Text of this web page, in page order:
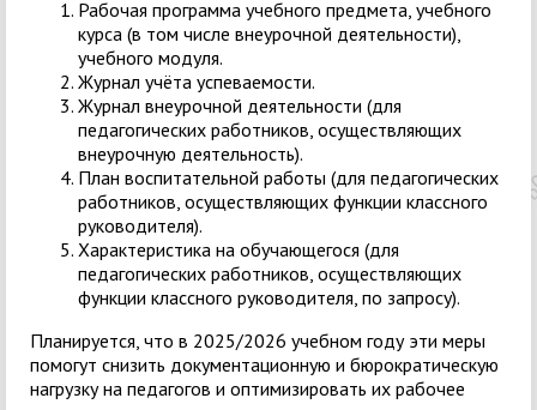
Рабочая программа учебного предмета, учебного
курса (в том числе внеурочной деятельности),
учебного модуля.
Журнал учёта успеваемости.
Журнал внеурочной деятельности (для
педагогических работников, осуществляющих
внеурочную деятельность).
План воспитательной работы (для педагогических
работников, осуществляющих функции классного
руководителя).
Характеристика на обучающегося (для
педагогических работников, осуществляющих
функции классного руководителя, по запросу).
Планируется, что в 2025/2026 учебном году эти меры
помогут снизить документационную и бюрократическую
нагрузку на педагогов и оптимизировать их рабочее